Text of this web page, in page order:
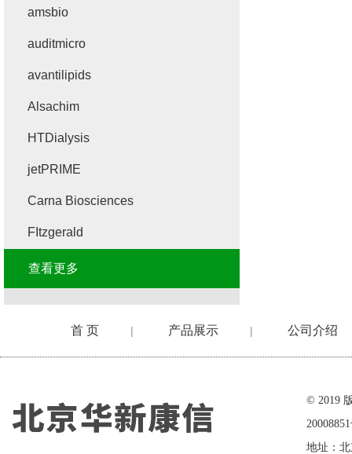
amsbio
auditmicro
avantilipids
Alsachim
HTDialysis
jetPRIME
Carna Biosciences
FItzgerald
查看更多
首 页 | 产品展示 | 公司介绍
© 2019
地址：